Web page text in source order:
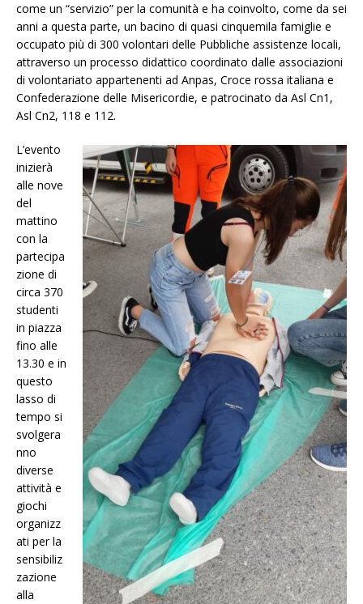
come un “servizio” per la comunità e ha coinvolto, come da sei
anni a questa parte, un bacino di quasi cinquemila famiglie e
occupato più di 300 volontari delle Pubbliche assistenze locali,
attraverso un processo didattico coordinato dalle associazioni
di volontariato appartenenti ad Anpas, Croce rossa italiana e
Confederazione delle Misericordie, e patrocinato da Asl Cn1,
Asl Cn2, 118 e 112.
L’evento
inizierà
alle nove
del
mattino
con la
partecipa
zione di
circa 370
studenti
in piazza
fino alle
13.30 e in
questo
lasso di
tempo si
svolgera
nno
diverse
attività e
giochi
organizz
ati per la
sensibiliz
zazione
alla